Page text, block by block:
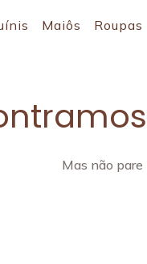
Maiôs Roupas
Mas não